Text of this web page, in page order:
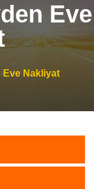
Eve
Eve Nakliyat